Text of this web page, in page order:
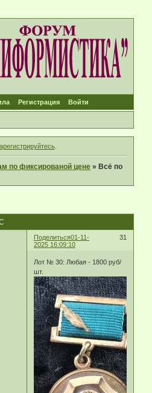
Регистрация Войти
.
по фиксированой цене » Всё по
Поделиться 31
01-11-
2025 16:09:10
Лот № 30: Любая - 1800 руб/
шт.